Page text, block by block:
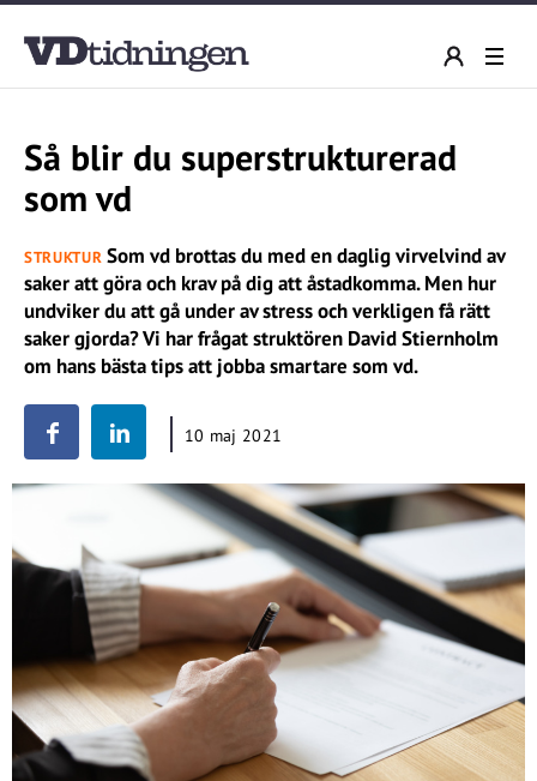
Så blir du superstrukturerad
som vd
STRUKTUR Som vd brottas du med en daglig virvelvind av
saker att göra och krav på dig att åstadkomma. Men hur
undviker du att gå under av stress och verkligen få rätt
saker gjorda? Vi har frågat struktören David Stiernholm
om hans bästa tips att jobba smartare som vd.
10 maj 2021